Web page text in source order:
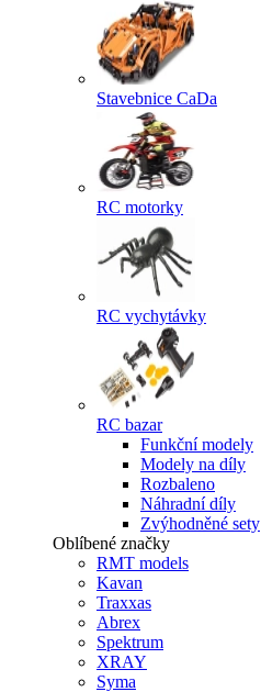
Stavebnice CaDa
RC motorky
RC vychytávky
RC bazar
Funkční modely
Modely na díly
Rozbaleno
Náhradní díly
Zvýhodněné sety
Oblíbené značky
RMT models
Kavan
Traxxas
Abrex
Spektrum
XRAY
Syma